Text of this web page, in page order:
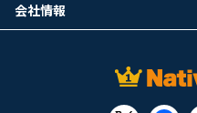
会社情報